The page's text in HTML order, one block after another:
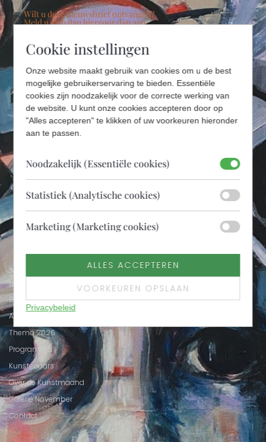
Wilt u deze nieuwsbrief ontvangen?
Meld u zich dan hiervoor dan aan.
digitale nieuwsbrief. In het voorjaar, de zomer, in
het najaar en eind van het jaar informeren wij u
AANMELDEN
Navigatie
Home
Bezoekersinformatie
Activiteiten
Thema 2026
Programma
Kunstenaars
Over de Kunstmaand
Galerie November
Contact
Cookie instellingen
Onze website maakt gebruik van cookies om u de best
mogelijke gebruikerservaring te bieden. Essentiële
cookies zijn noodzakelijk voor de correcte werking van
de website. U kunt onze cookies accepteren door op
"Alles accepteren" te klikken of uw voorkeuren hieronder
aan te passen.
Noodzakelijk (Essentiële cookies)
Statistiek (Analytische cookies)
Marketing (Marketing cookies)
ALLES ACCEPTEREN
VOORKEUREN OPSLAAN
Privacybeleid